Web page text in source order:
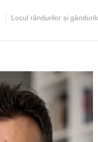
Locul rândurilor și